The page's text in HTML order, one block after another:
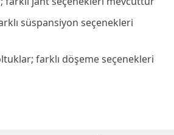
süspansiyon seçenekleri
farklı döşeme seçenekleri